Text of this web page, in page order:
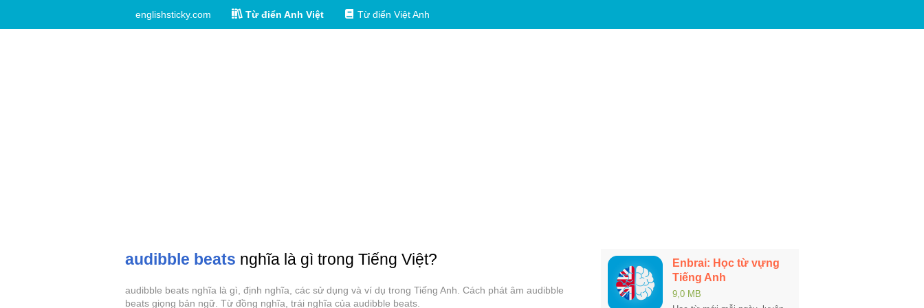
englishsticky.com Từ điển Anh Việt Từ điển Việt Anh
audibble beats nghĩa là gì trong Tiếng Việt?
audibble beats nghĩa là gì, định nghĩa, các sử dụng và ví dụ trong Tiếng Anh. Cách phát âm audibble
beats giọng bản ngữ. Từ đồng nghĩa, trái nghĩa của audibble beats.
Enbrai: Học từ vựng
Tiếng Anh
9,0 MB